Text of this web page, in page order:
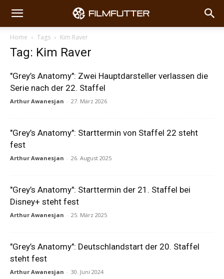
Home Tags Kim Raver
Tag: Kim Raver
"Grey’s Anatomy": Zwei Hauptdarsteller verlassen die
Serie nach der 22. Staffel
Arthur Awanesjan - 27. März 2026
"Grey’s Anatomy": Starttermin von Staffel 22 steht
fest
Arthur Awanesjan - 26. August 2025
"Grey’s Anatomy": Starttermin der 21. Staffel bei
Disney+ steht fest
Arthur Awanesjan - 25. März 2025
"Grey’s Anatomy": Deutschlandstart der 20. Staffel
steht fest
Arthur Awanesjan - 30. Juni 2024